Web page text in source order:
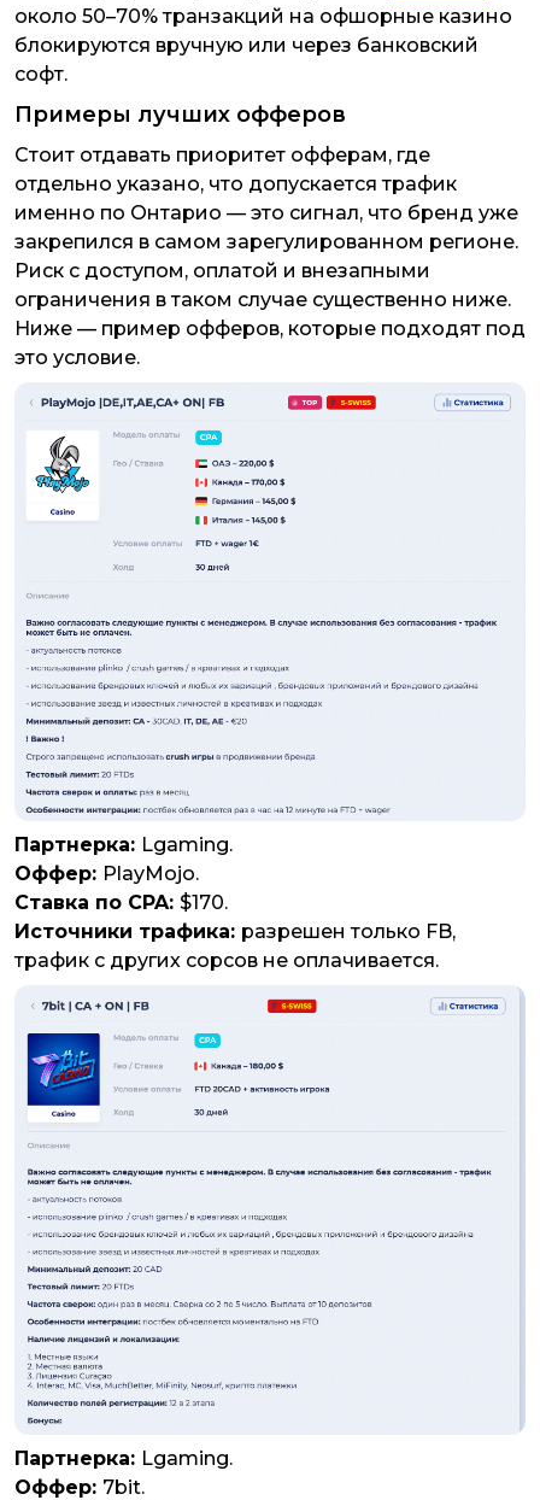
около 50–70% транзакций на офшорные казино
блокируются вручную или через банковский
софт.
Примеры лучших офферов
Стоит отдавать приоритет офферам, где
отдельно указано, что допускается трафик
именно по Онтарио — это сигнал, что бренд уже
закрепился в самом зарегулированном регионе.
Риск с доступом, оплатой и внезапными
ограничения в таком случае существенно ниже.
Ниже — пример офферов, которые подходят под
это условие.
Партнерка: Lgaming.
Оффер: PlayMojo.
Ставка по CPA: $170.
Источники трафика: разрешен только FB,
трафик с других сорсов не оплачивается.
Партнерка: Lgaming.
Оффер: 7bit.